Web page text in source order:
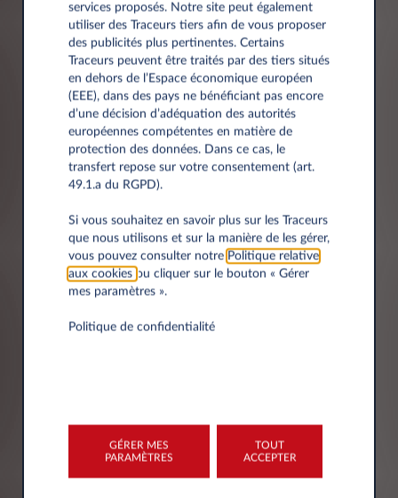
Adresse
Code postal*
COMMENT NOUS TRAITONS
VOS DONNEES
services proposés. Notre site peut également
utiliser des Traceurs tiers afin de vous proposer
des publicités plus pertinentes. Certains
Traceurs peuvent être traités par des tiers situés
en dehors de l’Espace économique européen
(EEE), dans des pays ne bénéficiant pas encore
d’une décision d’adéquation des autorités
européennes compétentes en matière de
protection des données. Dans ce cas, le
transfert repose sur votre consentement (art.
49.1.a du RGPD).
Si vous souhaitez en savoir plus sur les Traceurs
que nous utilisons et sur la manière de les gérer,
vous pouvez consulter notre Politique relative
aux cookies ou cliquer sur le bouton « Gérer
mes paramètres ».
Politique de confidentialité
GÉRER MES
PARAMÈTRES
TOUT
ACCEPTER